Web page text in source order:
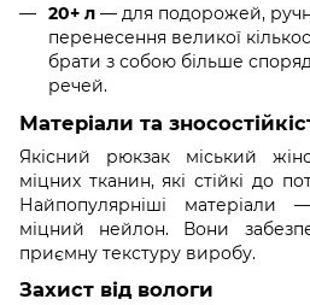
20+ л — для подорожей,
перенесення великої
брати з собою більше
речей.
Матеріали та
Якісний рюкзак міський
міцних тканин, які стійкі до
Найпопулярніші
міцний нейлон. Вони
приємну текстуру виробу.
Захист від вологи